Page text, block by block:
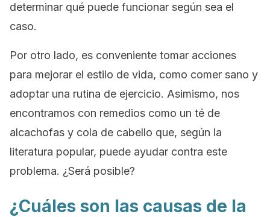
determinar qué puede funcionar según sea el
caso.
Por otro lado, es conveniente tomar acciones
para mejorar el estilo de vida, como comer sano y
adoptar una rutina de ejercicio. Asimismo, nos
encontramos con remedios como un té de
alcachofas y cola de cabello que, según la
literatura popular, puede ayudar contra este
problema. ¿Será posible?
¿Cuáles son las causas de la